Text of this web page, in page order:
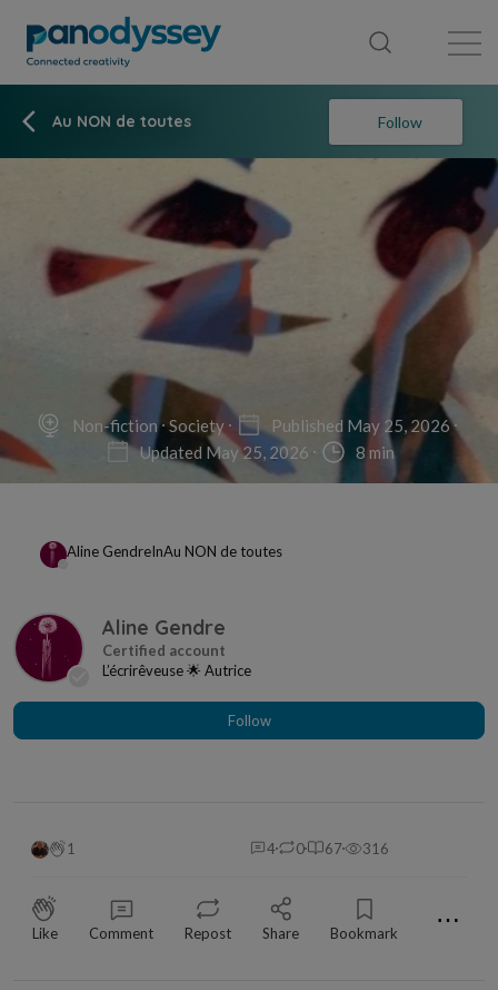
Au NON de toutes Follow
Non-fiction Society
Published May 25, 2026
Updated May 25, 2026
8 min
Aline GendreInAu NON de toutes
Aline Gendre
L’écrirêveuse 🌟 Autrice
Follow
1 4 0 67 316
Like Comment Repost Share Bookmark ⋯